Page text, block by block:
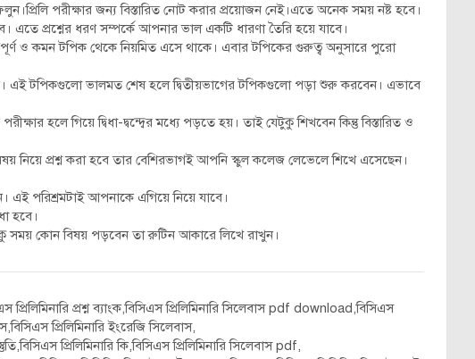
পরীক্ষার জন্য বিস্তারিত নোট করার প্রয়োজন নেই।এতে অনেক সময় নষ্ট হবে।
প্রশ্নের ধরণ সম্পর্কে আপনার ভাল একটি ধারণা তৈরি হয়ে যাবে।
ও কমন টপিক থেকে নিয়মিত এসে থাকে। এবার টপিকের গুরুত্ব অনুসারে পুরো
এই টপিকগুলো ভালমত শেষ হলে দ্বিতীয়ভাগের টপিকগুলো পড়া শুরু করবেন। এভাবে
হলে গিয়ে দ্বিধা-দ্বন্দ্বের মধ্যে পড়তে হয়। তাই যেটুকু শিখবেন কিন্তু বিস্তারিত ও
নিয়ে প্রশ্ন করা হবে তার বেশিরভাগই আপনি স্কুল কলেজ লেভেলে শিখে এসেছেন।
এই পরিশ্রমটাই আপনাকে এগিয়ে নিয়ে যাবে।
হবে।
সময় কোন বিষয় পড়বেন তা রুটিন আকারে লিখে রাখুন।
প্রিলিমিনারি প্রশ্ন ব্যাংক,বিসিএস প্রিলিমিনারি সিলেবাস pdf download,বিসিএস
প্রিলিমিনারি ইংরেজি সিলেবাস,
প্রিলিমিনারি কি,বিসিএস প্রিলিমিনারি সিলেবাস pdf,